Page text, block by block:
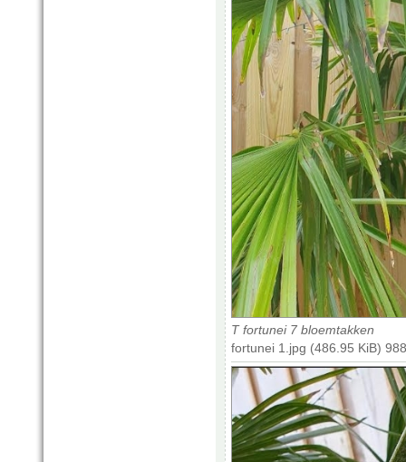
T fortunei 7 bloemtakken
fortunei 1.jpg (486.95 KiB)